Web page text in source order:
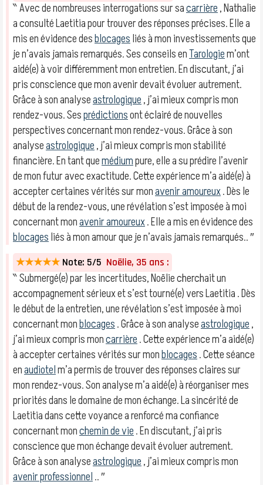
‶ Avec de nombreuses interrogations sur sacarrière, Nathalie
a consulté Laetitia pour trouver des réponses précises. Elle a
mis en évidence desblocagesliés à mon investissements que
je n’avais jamais remarqués. Ses conseils enTarologiem’ont
aidé(e) à voir différemment mon entretien. En discutant, j’ai
pris conscience que mon avenir devait évoluer autrement.
Grâce à son analyseastrologique, j’ai mieux compris mon
rendez-vous. Sesprédictionsont éclairé de nouvelles
perspectives concernant mon rendez-vous. Grâce à son
analyseastrologique, j’ai mieux compris mon stabilité
financière. En tant quemédiumpure, elle a su prédire l’avenir
de mon futur avec exactitude. Cette expérience m’a aidé(e) à
accepter certaines vérités sur monavenir amoureux. Dès le
début de la rendez-vous, une révélation s’est imposée à moi
concernant monavenir amoureux. Elle a mis en évidence des
blocagesliés à mon amour que je n’avais jamais remarqués.. ″
★★★★★ Note: 5/5 Noëlie, 35 ans :
‶ Submergé(e) par les incertitudes, Noëlie cherchait un
accompagnement sérieux et s’est tourné(e) vers Laetitia . Dès
le début de la entretien, une révélation s’est imposée à moi
concernant monblocages. Grâce à son analyseastrologique,
j’ai mieux compris moncarrière. Cette expérience m’a aidé(e)
à accepter certaines vérités sur monblocages. Cette séance
enaudiotelm’a permis de trouver des réponses claires sur
mon rendez-vous. Son analyse m’a aidé(e) à réorganiser mes
priorités dans le domaine de mon échange. La sincérité de
Laetitia dans cette voyance a renforcé ma confiance
concernant monchemin de vie. En discutant, j’ai pris
conscience que mon échange devait évoluer autrement.
Grâce à son analyseastrologique, j’ai mieux compris mon
avenir professionnel.. ″